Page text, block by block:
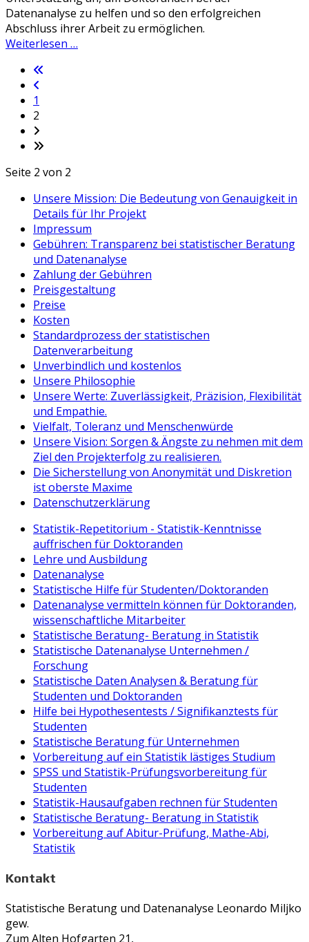
Datenanalyse zu helfen und so den erfolgreichen
Abschluss ihrer Arbeit zu ermöglichen.
Weiterlesen …
1
2
Seite 2 von 2
Unsere Mission: Die Bedeutung von Genauigkeit in
Details für Ihr Projekt
Impressum
Gebühren: Transparenz bei statistischer Beratung
und Datenanalyse
Zahlung der Gebühren
Preisgestaltung
Preise
Kosten
Standardprozess der statistischen
Datenverarbeitung
Unverbindlich und kostenlos
Unsere Philosophie
Unsere Werte: Zuverlässigkeit, Präzision, Flexibilität
und Empathie.
Vielfalt, Toleranz und Menschenwürde
Unsere Vision: Sorgen & Ängste zu nehmen mit dem
Ziel den Projekterfolg zu realisieren.
Die Sicherstellung von Anonymität und Diskretion
ist oberste Maxime
Datenschutzerklärung
Statistik-Repetitorium - Statistik-Kenntnisse
auffrischen für Doktoranden
Lehre und Ausbildung
Datenanalyse
Statistische Hilfe für Studenten/Doktoranden
Datenanalyse vermitteln können für Doktoranden,
wissenschaftliche Mitarbeiter
Statistische Beratung- Beratung in Statistik
Statistische Datenanalyse Unternehmen /
Forschung
Statistische Daten Analysen & Beratung für
Studenten und Doktoranden
Hilfe bei Hypothesentests / Signifikanztests für
Studenten
Statistische Beratung für Unternehmen
Vorbereitung auf ein Statistik lästiges Studium
SPSS und Statistik-Prüfungsvorbereitung für
Studenten
Statistik-Hausaufgaben rechnen für Studenten
Statistische Beratung- Beratung in Statistik
Vorbereitung auf Abitur-Prüfung, Mathe-Abi,
Statistik
Kontakt
Statistische Beratung und Datenanalyse Leonardo Miljko
gew.
Zum Alten Hofgarten 21,